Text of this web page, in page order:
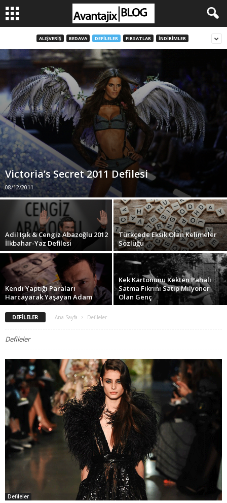
ALIŞVERIŞ BEDAVA DEFILELER FIRSATLAR İNDIRIMLER
Victoria’s Secret 2011 Defilesi
08/12/2011
Adil Işık & Cengiz Abazoğlu 2012
İlkbahar-Yaz Defilesi
Türkçede Eksik Olan Kelimeler
Sözlüğü
Kendi Yaptığı Paraları
Harcayarak Yaşayan Adam
Kek Kartonunu Kekten Pahalı
Satma Fikrini Satıp Milyoner
Olan Genç
DEFILELER Ana Sayfa Defileler
Defileler
Defileler